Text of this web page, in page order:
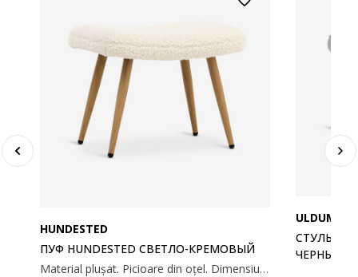
HUNDESTED
ПУФ HUNDESTED СВЕТЛО-КРЕМОВЫЙ
Material plușat. Picioare din oțel. Dimensiuni: 53x41x37 cm.
ULDUM
СТУЛЬЧИК
ЧЕРНЫЙ